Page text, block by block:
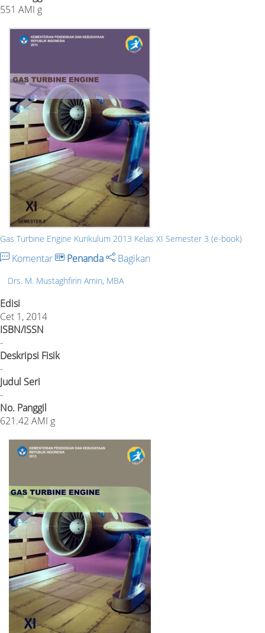
551 AMI g
Gas Turbine Engine Kurikulum 2013 Kelas XI Semester 3 (e-book)
Komentar Penanda Bagikan
Drs. M. Mustaghfirin Amin, MBA
Edisi
Cet 1, 2014
ISBN/ISSN
-
Deskripsi Fisik
-
Judul Seri
-
No. Panggil
621.42 AMI g